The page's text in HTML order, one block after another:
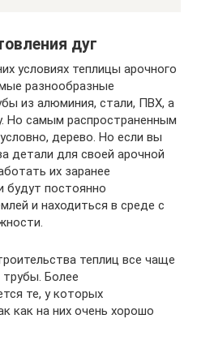
дуг
условиях теплицы арочного
разнообразные
из алюминия, стали, ПВХ, а
Но самым распространенным
дерево. Но если вы
детали для своей арочной
их заранее
будут постоянно
и находиться в среде с
теплиц все чаще
Более
те, у которых
как на них очень хорошо